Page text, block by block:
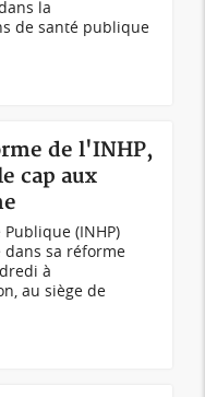
la
de santé publique
de l'INHP,
cap aux
Publique (INHP)
sa réforme
à
au siège de